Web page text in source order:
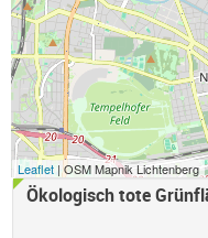
anwenden
Süd Filter anwenden
Filter anwenden
Filter anwenden
Filter anwenden
Falkenberg Filter anwenden
Leaflet | OSM Mapnik Lichtenberg
Ökologisch tote
Seiten